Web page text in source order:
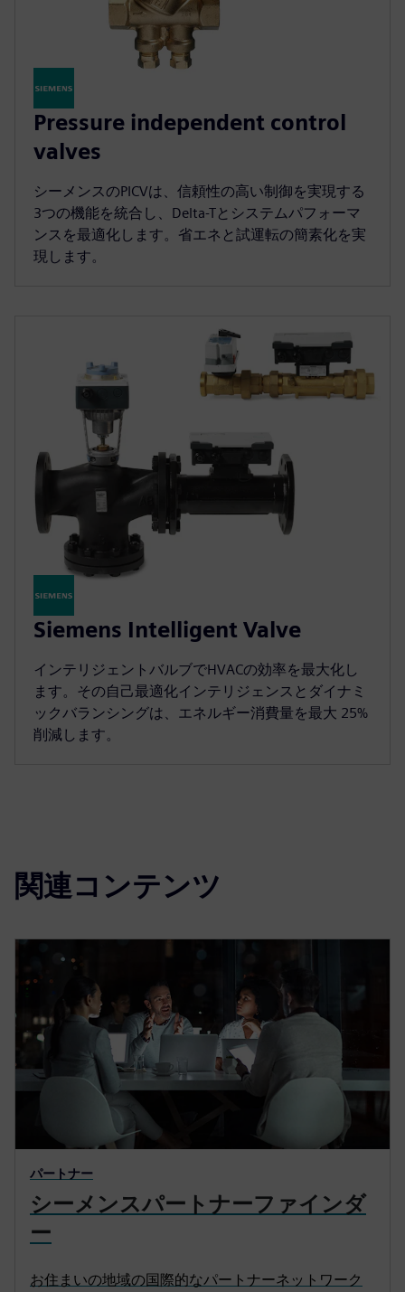
Pressure independent control
valves
シーメンスのPICVは、信頼性の高い制御を実現する
3つの機能を統合し、Delta-Tとシステムパフォーマ
ンスを最適化します。省エネと試運転の簡素化を実
現します。
Siemens Intelligent Valve
インテリジェントバルブでHVACの効率を最大化し
ます。その自己最適化インテリジェンスとダイナミ
ックバランシングは、エネルギー消費量を最大 25%
削減します。
関連コンテンツ
パートナー
シーメンスパートナーファインダ
ー
お住まいの地域の国際的なパートナーネットワーク